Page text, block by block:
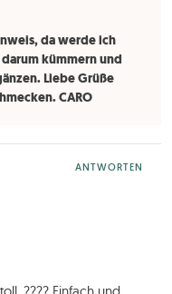
da werde ich
kümmern und
Liebe Grüße
CARO
ANTWORTEN